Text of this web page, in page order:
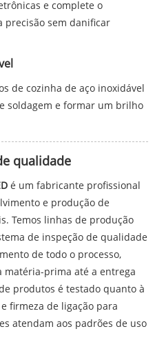
e complete o
sem danificar
de cozinha de aço inoxidável
soldagem e formar um brilho
qualidade
é um fabricante profissional
e produção de
Temos linhas de produção
de inspeção de qualidade
de todo o processo,
matéria-prima até a entrega
produtos é testado quanto à
firmeza de ligação para
atendam aos padrões de uso